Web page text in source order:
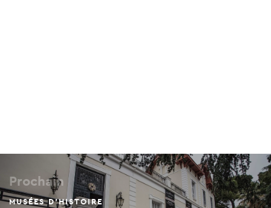
Prochain
MUSÉES D'HISTOIRE